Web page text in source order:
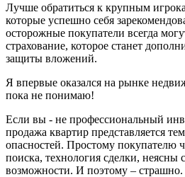
Лучше обратиться к крупным
которые успешно себя
осторожные покупатели всегда
страхование, которое станет
защиты вложений.
Я впервые оказался на рынке
пока не понимаю!
Если вы - не профессиональный
продажа квартир представляется
опасностей. Простому покупателю
поиска, технология сделки, неясны
возможности. И поэтому – страшно.